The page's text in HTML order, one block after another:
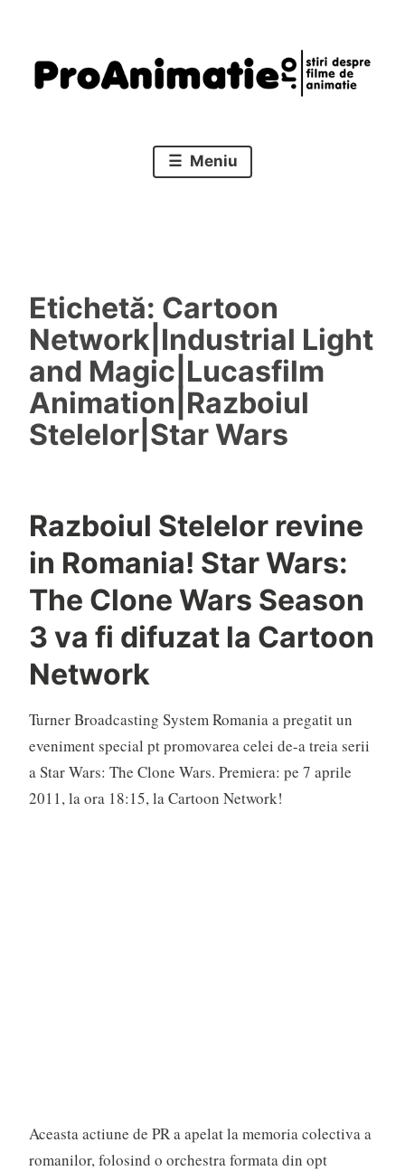
conținut
Proanimatie
Meniu
Etichetă: Cartoon
Network|Industrial Light
and Magic|Lucasfilm
Animation|Razboiul
Stelelor|Star Wars
Razboiul Stelelor revine
in Romania! Star Wars:
The Clone Wars Season
3 va fi difuzat la Cartoon
Network
Turner Broadcasting System Romania a pregatit un
eveniment special pt promovarea celei de-a treia serii
a Star Wars: The Clone Wars. Premiera: pe 7 aprile
2011, la ora 18:15, la Cartoon Network!
Aceasta actiune de PR a apelat la memoria colectiva a
romanilor, folosind o orchestra formata din opt